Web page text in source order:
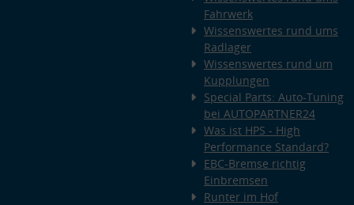
Fahrwerk
Wissenswertes rund ums
Radlager
Wissenswertes rund um
Kupplungen
Special Parts: Auto-Tuning
bei AUTOPARTNER24
Was ist HPS - High
Performance Standard?
EBC-Bremse richtig
Einbremsen
Runter im Hof